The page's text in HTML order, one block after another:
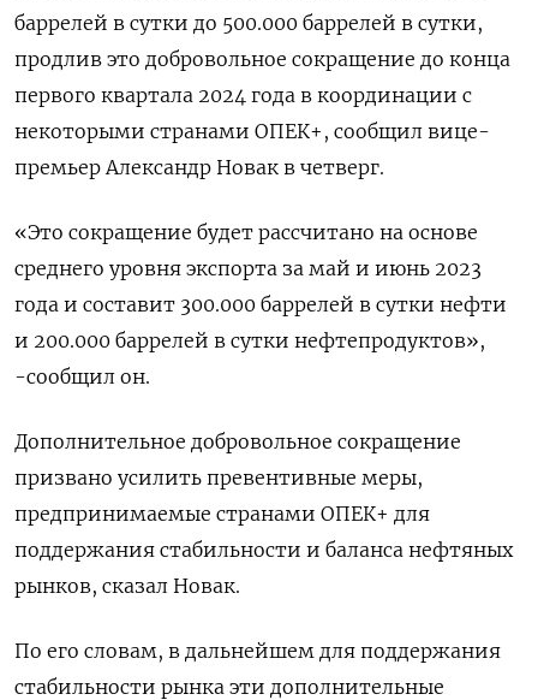
баррелей в сутки до 500.000 баррелей в сутки,
продлив это добровольное сокращение до конца
первого квартала 2024 года в координации с
некоторыми странами ОПЕК+, сообщил вице-
премьер Александр Новак в четверг.
«Это сокращение будет рассчитано на основе
среднего уровня экспорта за май и июнь 2023
года и составит 300.000 баррелей в сутки нефти
и 200.000 баррелей в сутки нефтепродуктов»,
-сообщил он.
Дополнительное добровольное сокращение
призвано усилить превентивные меры,
предпринимаемые странами ОПЕК+ для
поддержания стабильности и баланса нефтяных
рынков, сказал Новак.
По его словам, в дальнейшем для поддержания
стабильности рынка эти дополнительные